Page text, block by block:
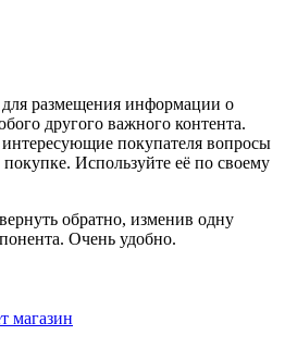
размещения информации о
другого важного контента.
покупателя вопросы
покупке. Используйте её по своему
обратно, изменив одну
Очень удобно.